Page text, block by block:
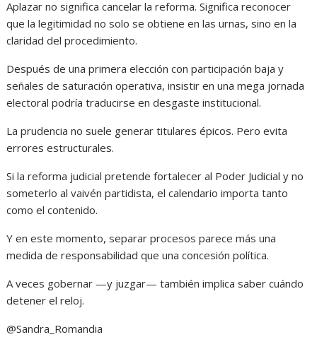
Aplazar no significa cancelar la reforma. Significa reconocer
que la legitimidad no solo se obtiene en las urnas, sino en la
claridad del procedimiento.
Después de una primera elección con participación baja y
señales de saturación operativa, insistir en una mega jornada
electoral podría traducirse en desgaste institucional.
La prudencia no suele generar titulares épicos. Pero evita
errores estructurales.
Si la reforma judicial pretende fortalecer al Poder Judicial y no
someterlo al vaivén partidista, el calendario importa tanto
como el contenido.
Y en este momento, separar procesos parece más una
medida de responsabilidad que una concesión política.
A veces gobernar —y juzgar— también implica saber cuándo
detener el reloj.
@Sandra_Romandia